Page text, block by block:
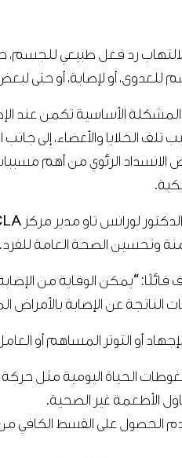
رد فعل طبيعي للجسم،
للعدوى، أو لإصابة، أو حتى
الأساسية تكمن عند
تلف الخلايا والأعضاء، إلى
وتحسين الصحة العامة للفرد.
قائلًا: “يمكن الوقاية من
الناتجة عن الإصابة
أو التوتر المساهم أو
الحياة اليومية مثل حركة
الأطعمة غير الصحية.
الحصول على القسط الكافي